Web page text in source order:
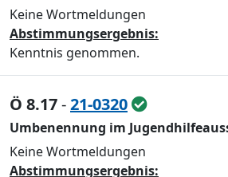
Keine Wortmeldungen
Abstimmungsergebnis:
Kenntnis genommen.
Ö 8.17-21-0320
Umbenennung im
Keine Wortmeldungen
Abstimmungsergebnis: